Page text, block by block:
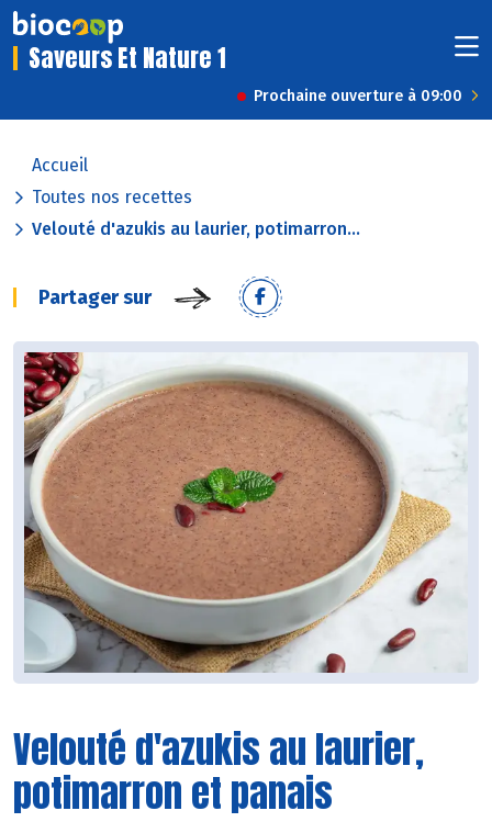
Saveurs Et Nature 1
Prochaine ouverture à 09:00
Accueil
Toutes nos recettes
Velouté d'azukis au laurier, potimarron...
Partager sur
Velouté d'azukis au laurier,
potimarron et panais